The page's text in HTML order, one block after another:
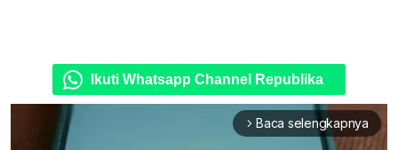
Ikuti Whatsapp Channel Republika
arrow_forward_ios Baca selengkapnya